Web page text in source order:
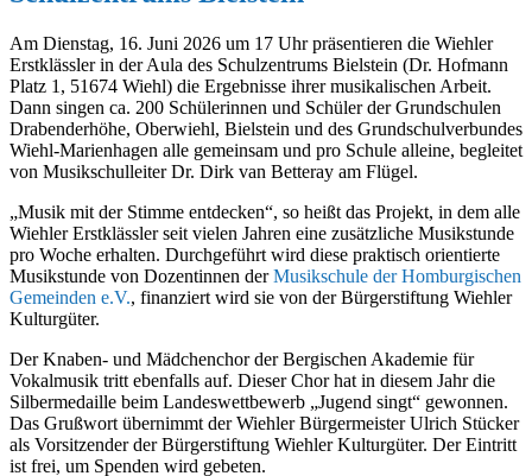
Am Dienstag, 16. Juni 2026 um 17 Uhr präsentieren die Wiehler
Erstklässler in der Aula des Schulzentrums Bielstein (Dr. Hofmann
Platz 1, 51674 Wiehl) die Ergebnisse ihrer musikalischen Arbeit.
Dann singen ca. 200 Schülerinnen und Schüler der Grundschulen
Drabenderhöhe, Oberwiehl, Bielstein und des Grundschulverbundes
Wiehl-Marienhagen alle gemeinsam und pro Schule alleine, begleitet
von Musikschulleiter Dr. Dirk van Betteray am Flügel.
„Musik mit der Stimme entdecken“, so heißt das Projekt, in dem alle
Wiehler Erstklässler seit vielen Jahren eine zusätzliche Musikstunde
pro Woche erhalten. Durchgeführt wird diese praktisch orientierte
Musikstunde von Dozentinnen derMusikschule der Homburgischen
Gemeinden e.V., finanziert wird sie von der Bürgerstiftung Wiehler
Kulturgüter.
Der Knaben- und Mädchenchor der Bergischen Akademie für
Vokalmusik tritt ebenfalls auf. Dieser Chor hat in diesem Jahr die
Silbermedaille beim Landeswettbewerb „Jugend singt“ gewonnen.
Das Grußwort übernimmt der Wiehler Bürgermeister Ulrich Stücker
als Vorsitzender der Bürgerstiftung Wiehler Kulturgüter. Der Eintritt
ist frei, um Spenden wird gebeten.